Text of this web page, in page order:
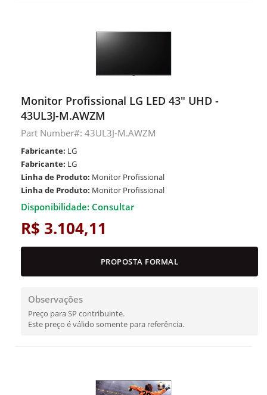
Monitor Profissional LG LED 43" UHD -
43UL3J-M.AWZM
Part Number#: 43UL3J-M.AWZM
Fabricante: LG
Fabricante: LG
Linha de Produto: Monitor Profissional
Linha de Produto: Monitor Profissional
Disponibilidade: Consultar
R$ 3.104,11
PROPOSTA FORMAL
Observações
Preço para SP contribuinte.
Este preço é válido somente para referência.